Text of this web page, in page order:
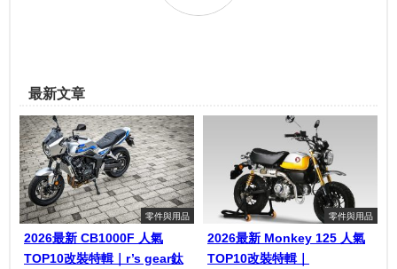
最新文章
零件與用品
2026最新 CB1000F 人氣
TOP10改裝特輯｜r’s gear鈦
零件與用品
2026最新 Monkey 125 人氣
TOP10改裝特輯｜